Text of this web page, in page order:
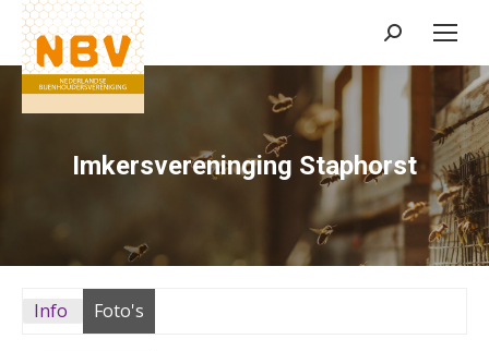
Zoeken:
Imkersvereninging Staphorst
Info Foto's